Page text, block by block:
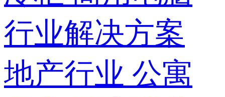
行业解决方案
地产行业 公寓